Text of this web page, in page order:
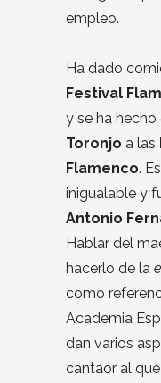
empleo.
Ha dado
Festival
y se ha
Toronjo a las
Flamenco.
inigualable y
Antonio
Hablar del
hacerlo de la
como
Academia
dan varios
cantaor al